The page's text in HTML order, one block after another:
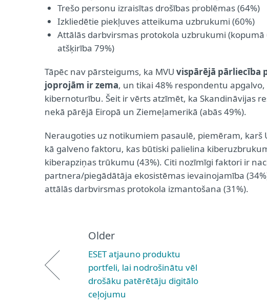
Trešo personu izraisītas drošības problēmas (64%)
Izkliedētie piekļuves atteikuma uzbrukumi (60%)
Attālās darbvirsmas protokola uzbrukumi
atšķirība 79%)
Tāpēc nav pārsteigums, ka MVU vispārējā pārliecība
joprojām ir zema, un tikai 48% respondentu
kibernoturību. Šeit ir vērts atzīmēt, ka Skandināvijas
nekā pārējā Eiropā un Ziemeļamerikā (abās 49%).
Neraugoties uz notikumiem pasaulē, piemēram, karš
kā galveno faktoru, kas būtiski palielina
kiberapziņas trūkumu (43%). Citi nozīmīgi faktori ir
partnera/piegādātāja ekosistēmas ievainojamība
attālās darbvirsmas protokola izmantošana (31%).
Older
ESET atjauno produktu
portfeli, lai nodrošinātu vēl
drošāku patērētāju digitālo
ceļojumu